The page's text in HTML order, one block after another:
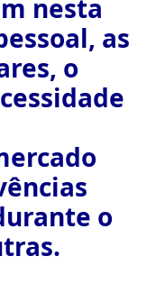
nesta
as
o
o